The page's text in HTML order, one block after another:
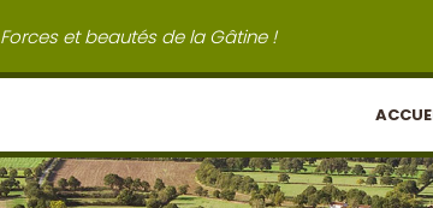
Forces et beautés de la Gâtine !